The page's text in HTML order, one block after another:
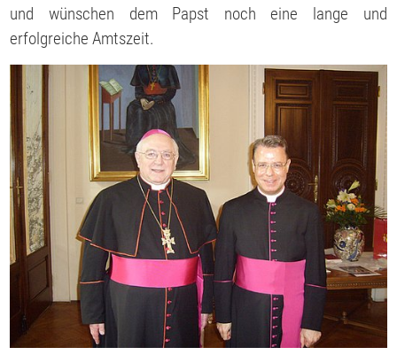
und wünschen dem Papst noch eine lange und
erfolgreiche Amtszeit.